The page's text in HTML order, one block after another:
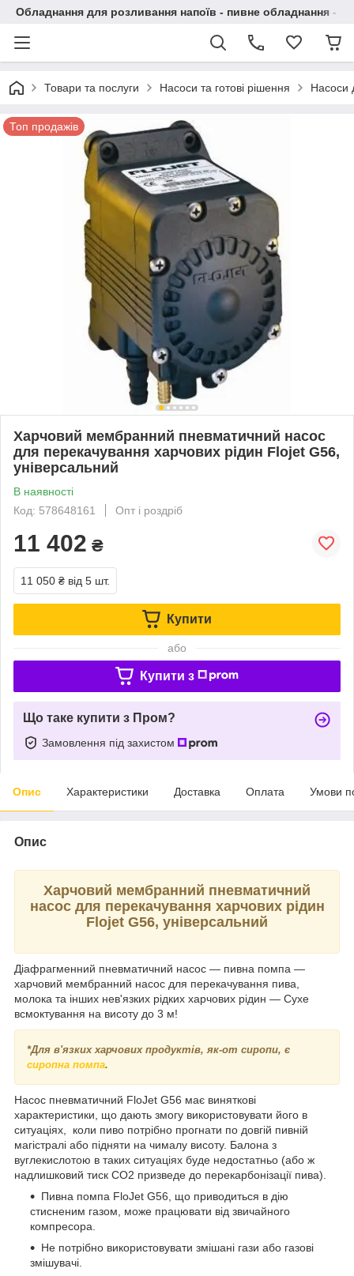
Обладнання для розливання напоїв - пивне обладнання - в
Товари та послуги Насоси та готові рішення Насоси
Топ продажів
Харчовий мембранний пневматичний насос
для перекачування харчових рідин Flojet G56,
універсальний
В наявності
Код: 578648161
Опт і роздріб
11 402 ₴
11 050 ₴ від 5 шт.
Купити
або
Купити з
Що таке купити з Пром?
Замовлення під захистом
Опис Характеристики Доставка Оплата Умови
Опис
Харчовий мембранний пневматичний
насос для перекачування харчових рідин
Flojet G56, універсальний
Діафрагменний пневматичний насос — пивна помпа —
харчовий мембранний насос для перекачування пива,
молока та інших нев'язких рідких харчових рідин — Сухе
всмоктування на висоту до 3 м!
*Для в'язких харчових продуктів, як-от сиропи, є
сиропна помпа.
Насос пневматичний FloJet G56 має виняткові
характеристики, що дають змогу використовувати його в
ситуаціях, коли пиво потрібно прогнати по довгій пивній
магістралі або підняти на чималу висоту. Балона з
вуглекислотою в таких ситуаціях буде недостатньо (або ж
надлишковий тиск СО2 призведе до перекарбонізації пива).
Пивна помпа FloJet G56, що приводиться в дію
стисненим газом, може працювати від звичайного
компресора.
Не потрібно використовувати змішані гази або газові
змішувачі.